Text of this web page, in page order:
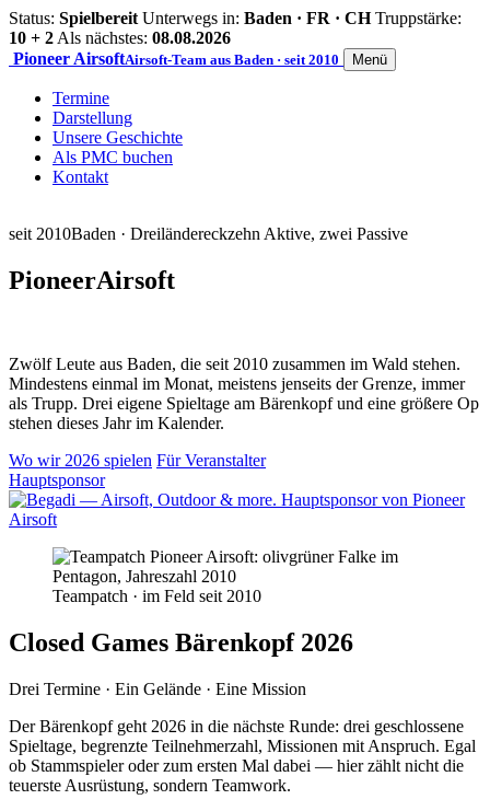
Status: Spielbereit Unterwegs in: Baden · FR · CH Truppstärke:
10 + 2 Als nächstes: 08.08.2026
Pioneer AirsoftAirsoft-Team aus Baden · seit 2010 Menü
Termine
Darstellung
Unsere Geschichte
Als PMC buchen
Kontakt
seit 2010Baden · Dreiländereckzehn Aktive, zwei Passive
PioneerAirsoft
Zwölf Leute aus Baden, die seit 2010 zusammen im Wald stehen.
Mindestens einmal im Monat, meistens jenseits der Grenze, immer
als Trupp. Drei eigene Spieltage am Bärenkopf und eine größere Op
stehen dieses Jahr im Kalender.
Wo wir 2026 spielen Für Veranstalter
Hauptsponsor
Teampatch · im Feld seit 2010
Closed Games Bärenkopf 2026
Drei Termine · Ein Gelände · Eine Mission
Der Bärenkopf geht 2026 in die nächste Runde: drei geschlossene
Spieltage, begrenzte Teilnehmerzahl, Missionen mit Anspruch. Egal
ob Stammspieler oder zum ersten Mal dabei — hier zählt nicht die
teuerste Ausrüstung, sondern Teamwork.